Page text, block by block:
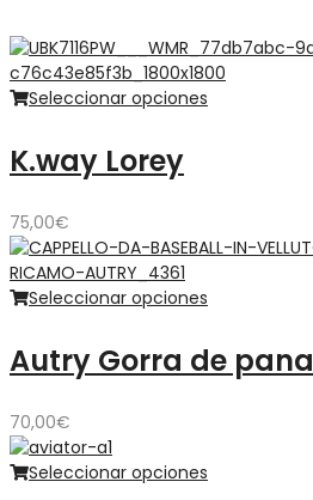
Seleccionar opciones
K.way Lorey
75,00€
Seleccionar opciones
Autry Gorra de pana
70,00€
Seleccionar opciones